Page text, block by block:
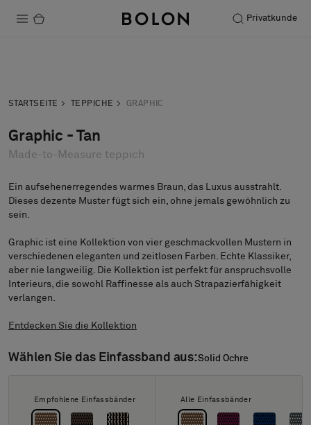
Privatkunde
Nachhaltigkeit
Installation
Instandhaltung
Designerkollaborationen
Stories
FAQ
Kontakt
Pattern Tile Tool
STARTSEITE TEPPICHE GRAPHIC
Graphic - Tan
Made-to-Measure teppich
Ein aufsehenerregendes warmes Braun, das Luxus ausstrahlt.
Dieses dezente Muster fügt sich ein, ohne jemals gewöhnlich zu
sein.
Graphic ist eine Kollektion von vier geschmackvollen Mustern in
verschiedenen eleganten und zeitlosen Farben. Echte Klassiker,
aber nie langweilig. Die Kollektion ist perfekt für anspruchsvolle
Interieurs, die sowohl Raffinesse als auch Strapazierfähigkeit
verlangen.
Entdecken Sie die Kollektion
Wählen Sie das Einfassband aus:Solid Ochre
Solid Ochre
Empfohlene Einfassbänder Alle Einfassbänder